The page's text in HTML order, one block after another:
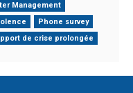
Management
Phone survey
de crise prolongée